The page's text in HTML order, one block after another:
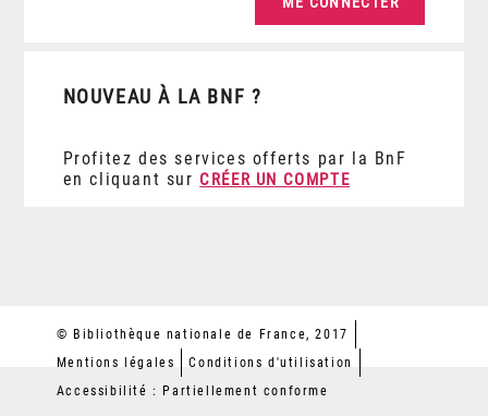
NOUVEAU À LA BNF ?
Profitez des services offerts par la BnF
en cliquant sur CRÉER UN COMPTE
© Bibliothèque nationale de France, 2017
Mentions légales
Conditions d'utilisation
Accessibilité : Partiellement conforme